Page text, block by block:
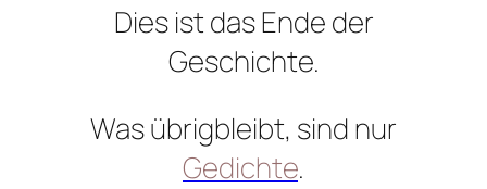
Dies ist das Ende der
Geschichte.
Was übrigbleibt, sind nur
Gedichte.